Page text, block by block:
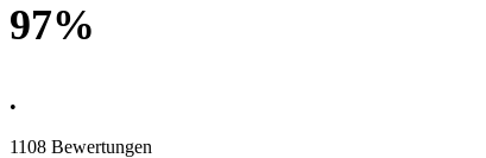
97%
•
1108 Bewertungen